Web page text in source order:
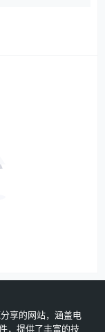
享的网站，涵盖电
，提供了丰富的技